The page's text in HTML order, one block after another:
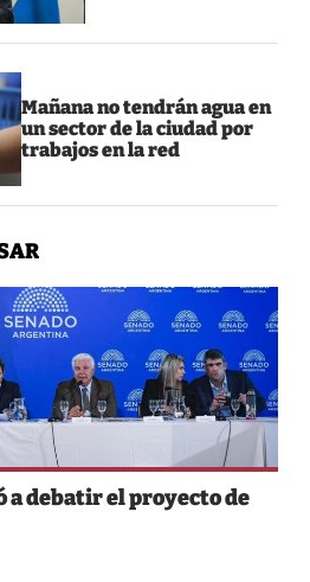
Mañana no tendrán agua en
un sector de la ciudad por
trabajos en la red
a debatir el proyecto de